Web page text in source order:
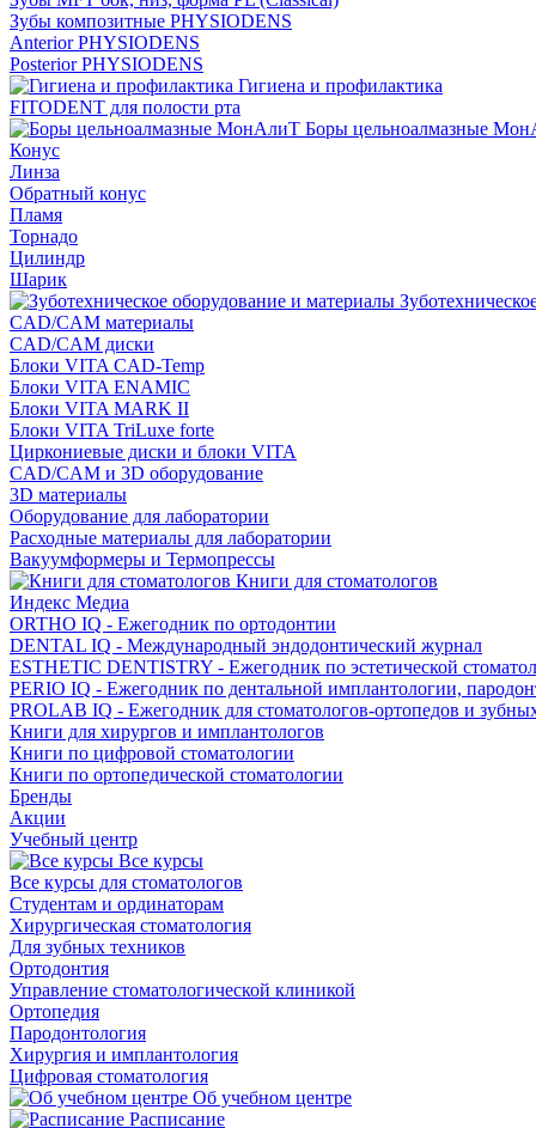
Зубы композитные PHYSIODENS
Anterior PHYSIODENS
Posterior PHYSIODENS
Гигиена и профилактика
FITODENT для полости рта
Боры цельноалмазные
Конус
Линза
Обратный конус
Пламя
Торнадо
Цилиндр
Шарик
CAD/CAM материалы
CAD/CAM диски
Блоки VITA CAD-Temp
Блоки VITA ENAMIC
Блоки VITA MARK II
Блоки VITA TriLuxe forte
Циркониевые диски и блоки VITA
CAD/CAM и 3D оборудование
3D материалы
Оборудование для лаборатории
Расходные материалы для лаборатории
Вакуумформеры и Термопрессы
Книги для стоматологов
Индекс Медиа
ORTHO IQ - Ежегодник по ортодонтии
DENTAL IQ - Международный эндодонтический журнал
ESTHETIC DENTISTRY - Ежегодник по эстетической
PERIO IQ - Ежегодник по дентальной имплантологии,
PROLAB IQ - Ежегодник для стоматологов-ортопедов и
Книги для хирургов и имплантологов
Книги по цифровой стоматологии
Книги по ортопедической стоматологии
Бренды
Акции
Учебный центр
Все курсы
Все курсы для стоматологов
Студентам и ординаторам
Хирургическая стоматология
Для зубных техников
Ортодонтия
Управление стоматологической клиникой
Ортопедия
Пародонтология
Хирургия и имплантология
Цифровая стоматология
Об учебном центре
Расписание